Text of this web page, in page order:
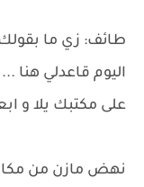
طائف: زي ما
اليوم قاعدلي
على مكتبك يلا و
نهض مازن من